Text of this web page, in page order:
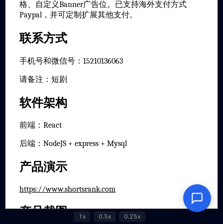
1x 0.5x 0.25x